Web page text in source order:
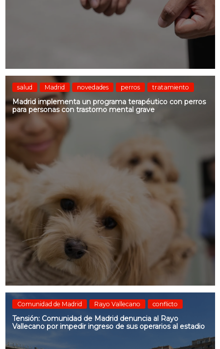
salud Madrid novedades perros tratamiento
Madrid implementa un programa terapéutico con perros
para personas con trastorno mental grave
Comunidad de Madrid Rayo Vallecano conflicto
Tensión: Comunidad de Madrid denuncia al Rayo
Vallecano por impedir ingreso de sus operarios al estadio